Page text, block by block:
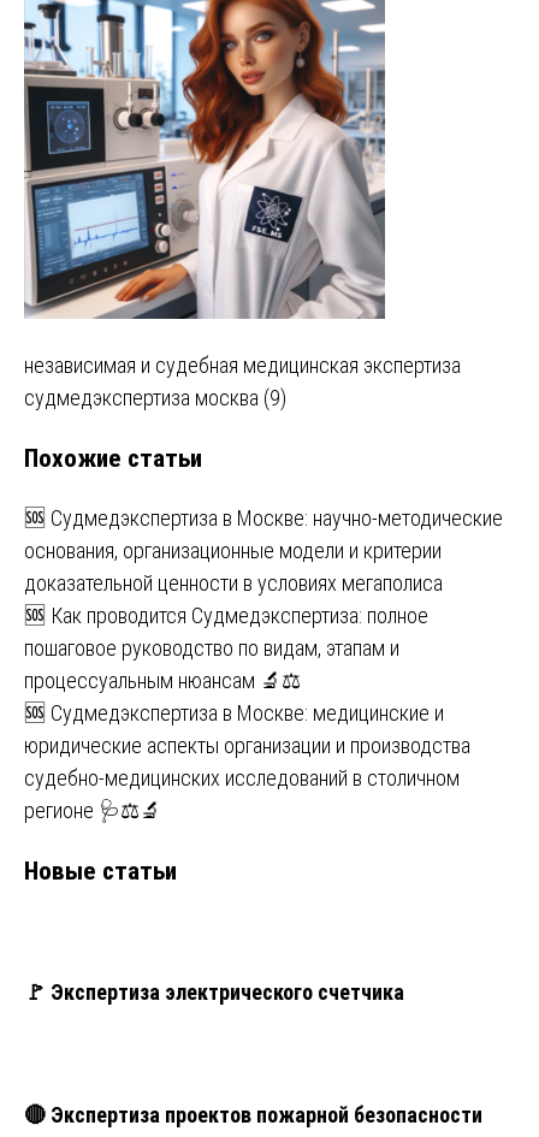
Навигация
по
записям
независимая и судебная медицинская экспертиза
судмедэкспертиза москва (9)
Похожие статьи
🆘 Судмедэкспертиза в Москве: научно-методические
основания, организационные модели и критерии
доказательной ценности в условиях мегаполиса
🆘 Как проводится Судмедэкспертиза: полное
пошаговое руководство по видам, этапам и
процессуальным нюансам 🔬⚖️
🆘 Судмедэкспертиза в Москве: медицинские и
юридические аспекты организации и производства
судебно-медицинских исследований в столичном
регионе 🩺⚖️🔬
Новые статьи
🚩 Экспертиза электрического счетчика
🔴 Экспертиза проектов пожарной безопасности